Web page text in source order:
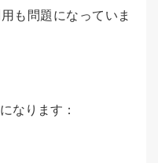
も問題になっていま
なります：